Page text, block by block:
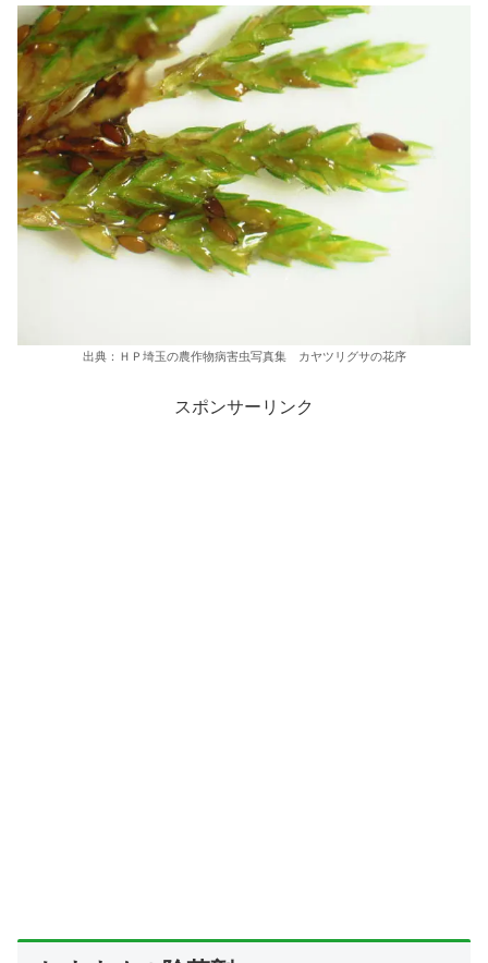
出典：ＨＰ埼玉の農作物病害虫写真集 カヤツリグサの花序
スポンサーリンク